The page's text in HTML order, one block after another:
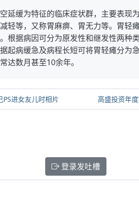
延缓为特征的临床症状群，主要表现
轻等，又称胃麻痹、胃无力等。胃轻
根据病因可分为原发性和继发性两种
起病缓急及病程长短可将胃轻瘫分为
达数月甚至10余年。
进女友儿时相片 高盛投资年
登录发吐槽